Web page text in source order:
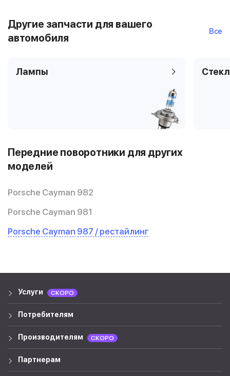
Другие запчасти для вашего
автомобиля
Все
Лампы
Передние поворотники для других
моделей
Porsche Cayman 982
Porsche Cayman 981
Porsche Cayman 987 / рестайлинг
Услуги СКОРО
Потребителям
Производителям СКОРО
Партнерам